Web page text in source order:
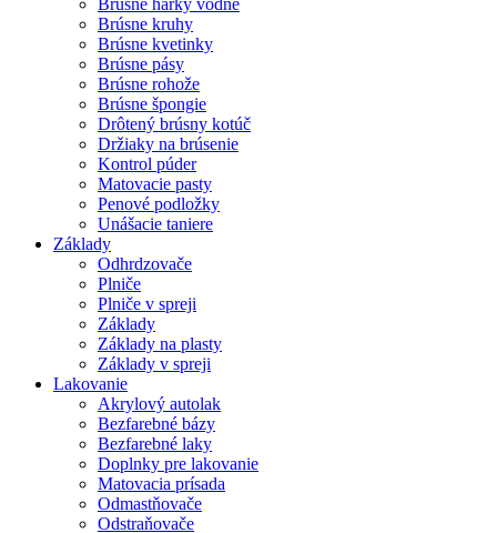
Brúsne hárky vodné
Brúsne kruhy
Brúsne kvetinky
Brúsne pásy
Brúsne rohože
Brúsne špongie
Drôtený brúsny kotúč
Držiaky na brúsenie
Kontrol púder
Matovacie pasty
Penové podložky
Unášacie taniere
Základy
Odhrdzovače
Plniče
Plniče v spreji
Základy
Základy na plasty
Základy v spreji
Lakovanie
Akrylový autolak
Bezfarebné bázy
Bezfarebné laky
Doplnky pre lakovanie
Matovacia prísada
Odmastňovače
Odstraňovače